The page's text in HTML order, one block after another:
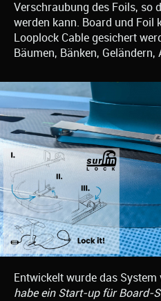
Verschraubung des Foils, so
werden kann. Board und Foil
Looplock Cable gesichert
Bäumen, Bänken, Geländern,
Entwickelt wurde das
habe ein Start-up für Board-